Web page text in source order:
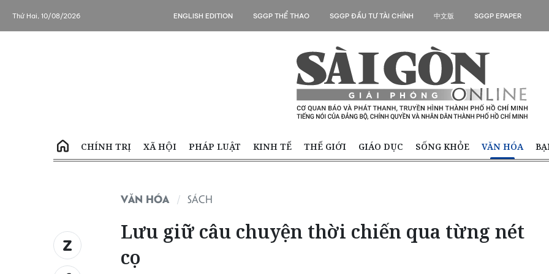
Thứ Hai, 10/08/2026 ENGLISH EDITION SGGP THỂ THAO SGGP ĐẦU TƯ TÀI CHÍNH 中文版 SGGP EPAPER
CHÍNH TRỊ XÃ HỘI PHÁP LUẬT KINH TẾ THẾ GIỚI GIÁO DỤC SỐNG KHỎE VĂN HÓA
VĂN HÓA SÁCH
Lưu giữ câu chuyện thời chiến qua từng nét
cọ